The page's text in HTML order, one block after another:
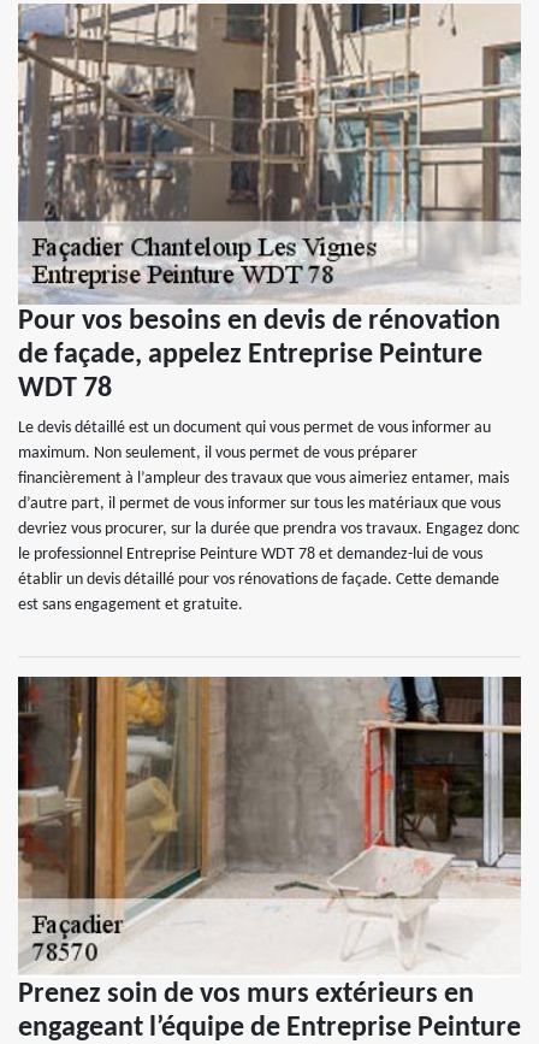
Pour vos besoins en devis de rénovation
de façade, appelez Entreprise Peinture
WDT 78
Le devis détaillé est un document qui vous permet de vous informer au
maximum. Non seulement, il vous permet de vous préparer
financièrement à l’ampleur des travaux que vous aimeriez entamer, mais
d’autre part, il permet de vous informer sur tous les matériaux que vous
devriez vous procurer, sur la durée que prendra vos travaux. Engagez donc
le professionnel Entreprise Peinture WDT 78 et demandez-lui de vous
établir un devis détaillé pour vos rénovations de façade. Cette demande
est sans engagement et gratuite.
Prenez soin de vos murs extérieurs en
engageant l’équipe de Entreprise Peinture